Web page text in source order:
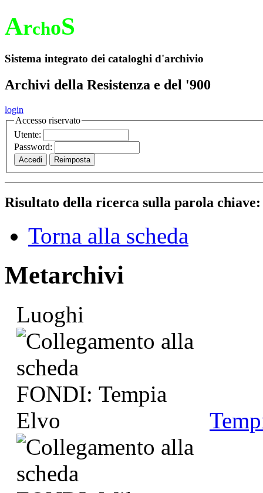
ArchoS
Sistema integrato dei cataloghi d'archivio
Archivi della Resistenza e del '900
login
Accesso riservato
Utente:
Password:
Risultato della ricerca sulla parola
Torna alla scheda
Metarchivi
Luoghi